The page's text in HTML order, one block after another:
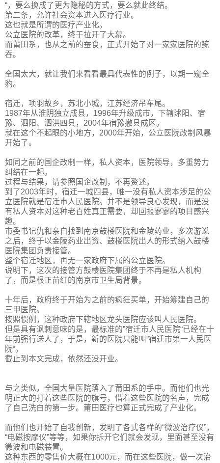
“，要么换成了更为隐秘的方式，要么就此终结。
第二条，允许社会资本进入医疗行业。
这也就是所谓的医疗产业化。
公立医院的改革，终于拉开了大幕。
而莆田系，也从之前的蚕食，正式开始了对一家家医院的鲸
吞。
全国太大，就让我们来看看最具代表性的例子，以期一窥全
豹。
宿迁，项羽故乡，苏北小城，江苏经济吊车尾。
1987年从淮阴独立成县，1996年升级成市，下辖沭阳、宿
豫、泗阳、泗洪四县，2004年宿豫撤县成区。
就在这个不起眼的小地方，2000年开始，公立医院改制风暴
开始了。
如同之前的国企改制一样，私人资本，医院领导，多重势力
纠结在一起。
过程与结果，请参照国企改制，不再赘述。
到了2003年时，宿迁一城四县，唯一没有私人资本涉足的公
立医院就是宿迁市人民医院。并不是领导良心发现，而是没
有私人资本对这种老百姓真正需要，却回报寥寥的项目感兴
趣。
市委书记仇和亲自找到南京鼓楼医院和金陵药业，多次游说
之后，终于以金陵药业出资、鼓楼医院出人的形式纳入鼓楼
医院集团负责接管。
整个宿迁地区，再无一家政府下属的公立医院。
说明下，这次的接管方鼓楼医院集团终于不再是私人机构
了，而是根正苗红的南京市卫生局背景。
十年后，政府终于开始为之前的疯狂买单，开始筹建自己的
三甲医院。
按照惯例，这种政府下辖地区龙头医院应该叫人民医院。
但是具有讽刺意味的是，最标准的”宿迁市人民医院“已经在十
年前强行送人了，于是，新的医院只能叫”宿迁市第一人民医
院“。
截止到本文完成，依然还没开业。
与之类似，全国大量医院落入了莆田系的手中。而他们也光
明正大的打着这些医院的旗号，借着这些医院的名声，完成
了自己洗白的第一步。莆田医疗也算正式完成了产业化。
而他们也开始了自我创新，发明了各式各样的“微波治疗仪”，
“电磁按摩仪”等等，如果你拆开它们就会发现，里面甚至没有
微波和电磁装置。
这种东西的零售价大概在1000元，而在这些医院，做一次治